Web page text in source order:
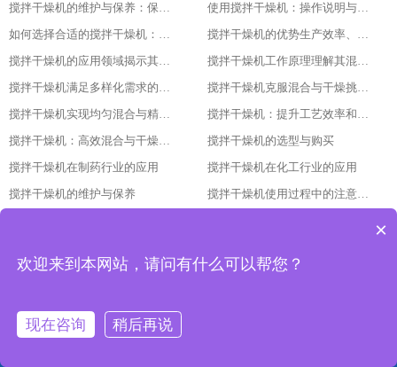
搅拌干燥机的维护与保养：保持设备长期稳定运行的关键
使用搅拌干燥机：操作说明与安全注意事项
如何选择合适的搅拌干燥机：指南与建议
搅拌干燥机的优势生产效率、产品质量与经济效益的结合
搅拌干燥机的应用领域揭示其广泛的使用范围
搅拌干燥机工作原理理解其混合与干燥过程的细节
搅拌干燥机满足多样化需求的强大工具
搅拌干燥机克服混合与干燥挑战的关键
搅拌干燥机实现均匀混合与精确控制的秘诀
搅拌干燥机：提升工艺效率和产量的必备设备
搅拌干燥机：高效混合与干燥的理想选择
搅拌干燥机的选型与购买
搅拌干燥机在制药行业的应用
搅拌干燥机在化工行业的应用
搅拌干燥机的维护与保养
搅拌干燥机使用过程中的注意事项
搅拌干燥机：提升生产效率与品质的重要设备
搅拌干燥机的选型依据与使用要点
×
欢迎来到本网站，请问有什么可以帮您？
现在咨询 稍后再说